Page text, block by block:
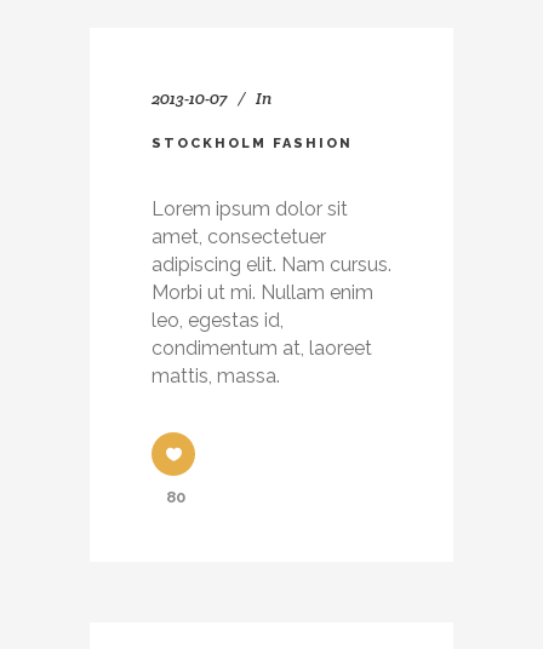
2013-10-07 In
STOCKHOLM FASHION
Lorem ipsum dolor sit
amet, consectetuer
adipiscing elit. Nam cursus.
Morbi ut mi. Nullam enim
leo, egestas id,
condimentum at, laoreet
mattis, massa.
80